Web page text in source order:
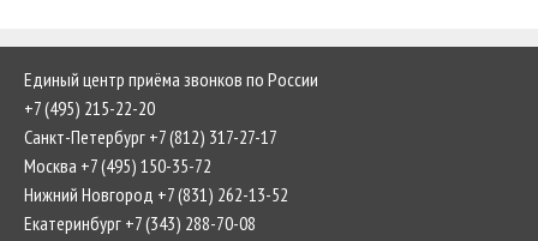
Единый центр приёма звонков по России
+7 (495) 215-22-20
Санкт-Петербург +7 (812) 317-27-17
Москва +7 (495) 150-35-72
Нижний Новгород +7 (831) 262-13-52
Екатеринбург +7 (343) 288-70-08